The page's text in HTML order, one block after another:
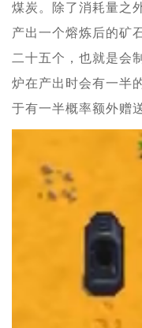
煤炭。除了消耗量之
产出一个熔炼后的矿
二十五个，也就是会
炉在产出时会有一半
于有一半概率额外赠